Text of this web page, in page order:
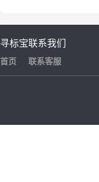
寻标宝
首页
联系我们
联系客服